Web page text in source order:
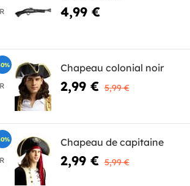
4,99 €
Chapeau colonial noir
2,99 € 5,99 €
Chapeau de capitaine
2,99 € 5,99 €